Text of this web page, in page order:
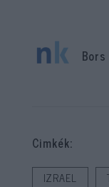
Bors
Cimkék:
IZRAEL